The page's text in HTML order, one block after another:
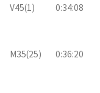
V45(1) 0:34:08
M35(25) 0:36:20